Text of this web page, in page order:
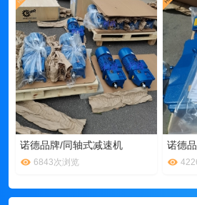
诺德品牌/同轴式减速机
6843次浏览
诺德